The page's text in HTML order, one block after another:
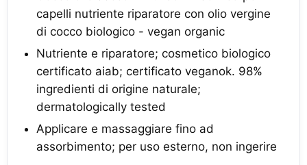
capelli nutriente riparatore con olio vergine
di cocco biologico - vegan organic
Nutriente e riparatore; cosmetico biologico
certificato aiab; certificato veganok. 98%
ingredienti di origine naturale;
dermatologically tested
Applicare e massaggiare fino ad
assorbimento; per uso esterno, non ingerire